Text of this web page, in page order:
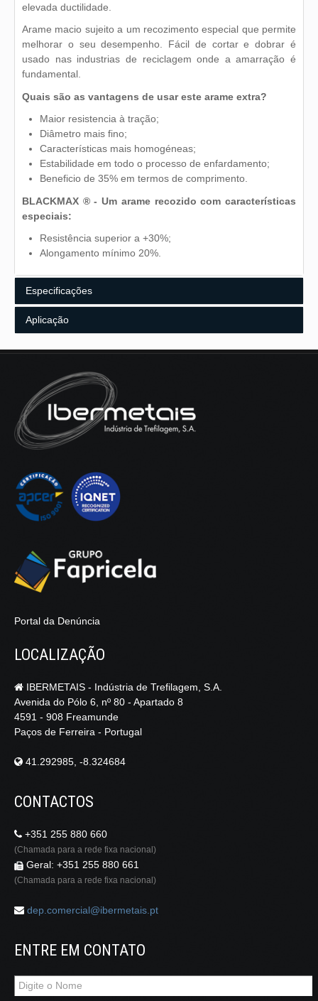
elevada ductilidade.
Arame macio sujeito a um recozimento especial que permite
melhorar o seu desempenho. Fácil de cortar e dobrar é
usado nas industrias de reciclagem onde a amarração é
fundamental.
Quais são as vantagens de usar este arame extra?
Maior resistencia à tração;
Diâmetro mais fino;
Características mais homogéneas;
Estabilidade em todo o processo de enfardamento;
Beneficio de 35% em termos de comprimento.
BLACKMAX ® - Um arame recozido com características
especiais:
Resistência superior a +30%;
Alongamento mínimo 20%.
Especificações
Composição Química
Acabamento e Embalagem Dimensões dos Rolos
% C % Mn
0.15 -
0.60 -
0.90
≤
0.30
≤
0.040
Aplicação
Alguns exemplos:
Portal da Denúncia
LOCALIZAÇÃO
IBERMETAIS - Indústria de Trefilagem, S.A.
Avenida do Pólo 6, nº 80 - Apartado 8
4591 - 908 Freamunde
Paços de Ferreira - Portugal
41.292985, -8.324684
CONTACTOS
+351 255 880 660
(Chamada para a rede fixa nacional)
Geral: +351 255 880 661
(Chamada para a rede fixa nacional)
dep.comercial@ibermetais.pt
ENTRE EM CONTATO